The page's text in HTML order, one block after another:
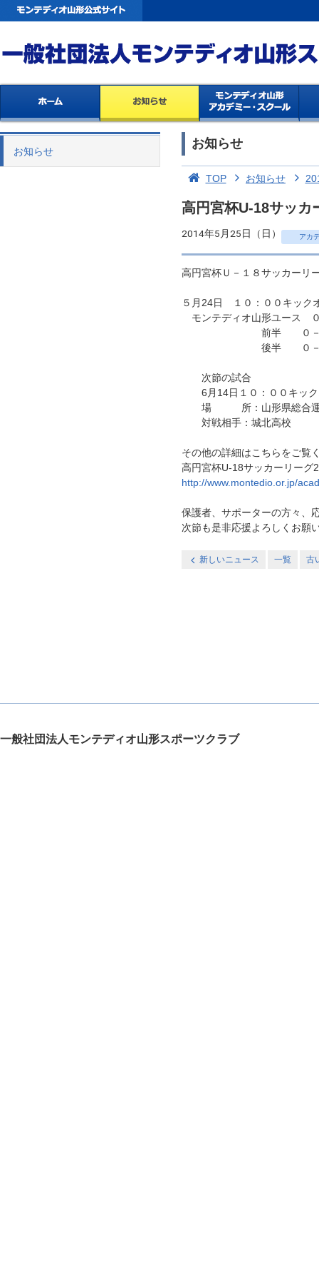
お知らせ
お知らせ
TOP お知らせ
高円宮杯U-18サッ
2014年5月25日（日） アカ
高円宮杯Ｕ－１８サッカーリ
５月24日 １０：００キック
モンテディオ山形ユース
前半 ０－
後半 ０－
次節の試合
6月14日１０：００キック
場 所：山形県総合運動
対戦相手：城北高校
その他の詳細はこちらをご覧
高円宮杯U‐18サッカーリーグ
http://www.montedio.or.jp/
保護者、サポーターの方々、
次節も是非応援よろしくお願
新しいニュース 一覧 古
一般社団法人モンテディオ山形スポーツクラブ